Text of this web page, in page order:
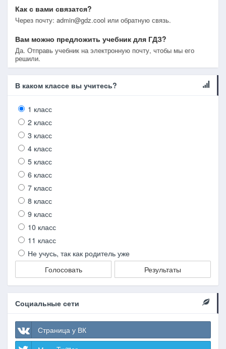
Как с вами связатся?
Через почту: admin@gdz.cool или обратную связь.
Вам можно предложить учебник для ГДЗ?
Да. Отправь учебник на электронную почту, чтобы мы его
решили.
В каком классе вы учитесь?
1 класс
2 класс
3 класс
4 класс
5 класс
6 класс
7 класс
8 класс
9 класс
10 класс
11 класс
Не учусь, так как родитель уже
Голосовать
Результаты
Социальные сети
Страница у ВК